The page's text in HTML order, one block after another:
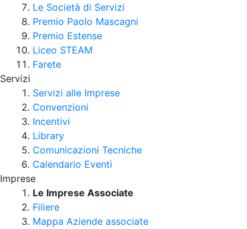
Le Società di Servizi
Premio Paolo Mascagni
Premio Estense
Liceo STEAM
Farete
Servizi
Servizi alle Imprese
Convenzioni
Incentivi
Library
Comunicazioni Tecniche
Calendario Eventi
Imprese
Le Imprese Associate
Filiere
Mappa Aziende associate